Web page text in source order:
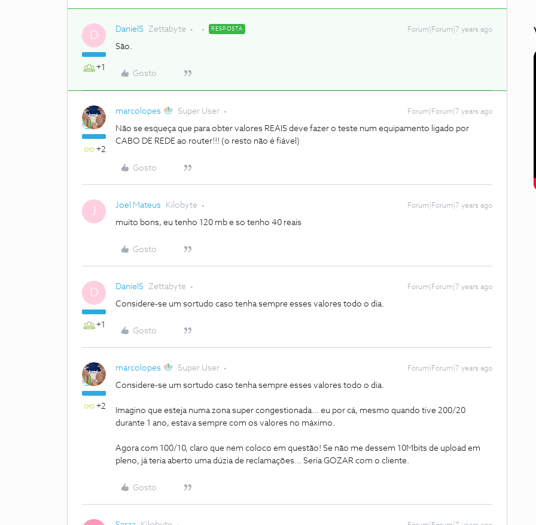
D
+1
DanielS Zettabyte RESPOSTA Forum|Forum|7 years ago
São.
Gosto
+2
marcolopes Super User Forum|Forum|7 years ago
Não se esqueça que para obter valores REAIS deve fazer o teste num equipamento ligado por
CABO DE REDE ao router!!! (o resto não é fiável)
Gosto
J Joel Mateus Kilobyte Forum|Forum|7 years ago
muito bons, eu tenho 120 mb e so tenho 40 reais
Gosto
D
+1
DanielS Zettabyte Forum|Forum|7 years ago
Considere-se um sortudo caso tenha sempre esses valores todo o dia.
Gosto
+2
marcolopes Super User Forum|Forum|7 years ago
Considere-se um sortudo caso tenha sempre esses valores todo o dia.
Imagino que esteja numa zona super congestionada... eu por cá, mesmo quando tive 200/20
durante 1 ano, estava sempre com os valores no máximo.
Agora com 100/10, claro que nem coloco em questão! Se não me dessem 10Mbits de upload em
pleno, já teria aberto uma dúzia de reclamações... Seria GOZAR com o cliente.
Gosto